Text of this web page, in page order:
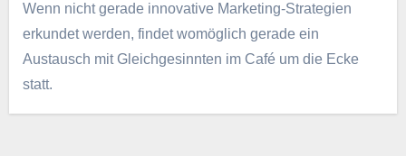
Wenn nicht gerade innovative Marketing-Strategien
erkundet werden, findet womöglich gerade ein
Austausch mit Gleichgesinnten im Café um die Ecke
statt.